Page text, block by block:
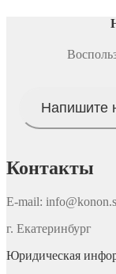
Напишите
Контакты
E-mail:
г. Екатеринбург
Юридическая